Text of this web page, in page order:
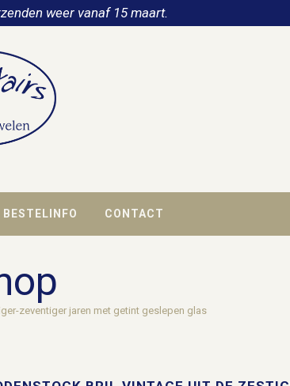
weer vanaf 15 maart.
BESTELINFO CONTACT
zeventiger jaren met getint geslepen glas